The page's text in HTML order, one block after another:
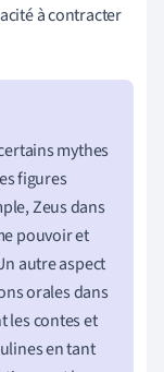
à contracter
mythes
figures
Zeus dans
pouvoir et
autre aspect
orales dans
les contes et
en tant